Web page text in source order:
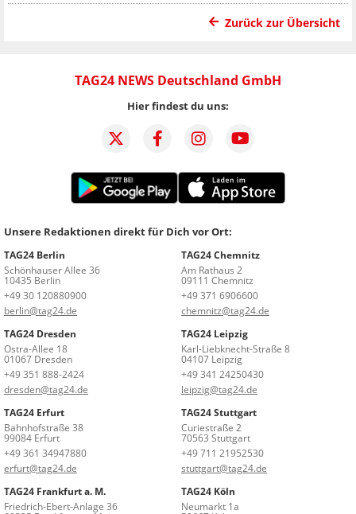
Zurück zur Übersicht
TAG24 NEWS Deutschland GmbH
Hier findest du uns:
Unsere Redaktionen direkt für Dich vor Ort:
TAG24 Berlin
Schönhauser Allee 36
10435 Berlin
+49 30 120880900
berlin@tag24.de
TAG24 Chemnitz
Am Rathaus 2
09111 Chemnitz
+49 371 6906600
chemnitz@tag24.de
TAG24 Dresden
Ostra-Allee 18
01067 Dresden
+49 351 888-2424
dresden@tag24.de
TAG24 Leipzig
Karl-Liebknecht-Straße 8
04107 Leipzig
+49 341 24250430
leipzig@tag24.de
TAG24 Erfurt
Bahnhofstraße 38
99084 Erfurt
+49 361 34947880
erfurt@tag24.de
TAG24 Stuttgart
Curiestraße 2
70563 Stuttgart
+49 711 21952530
stuttgart@tag24.de
TAG24 Frankfurt a. M.
Friedrich-Ebert-Anlage 36
TAG24 Köln
Neumarkt 1a